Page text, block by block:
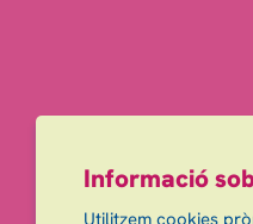
Informació
Utilitzem cookies